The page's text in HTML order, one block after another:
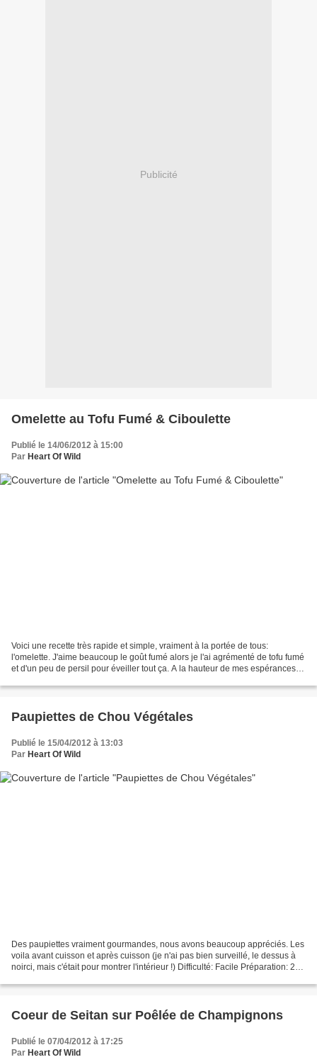
Publicité
Omelette au Tofu Fumé & Ciboulette
Publié le 14/06/2012 à 15:00
Par Heart Of Wild
Voici une recette très rapide et simple, vraiment à la portée de tous:
l'omelette. J'aime beaucoup le goût fumé alors je l'ai agrémenté de tofu fumé
et d'un peu de persil pour éveiller tout ça. A la hauteur de mes espérances,
Paupiettes de Chou Végétales
Publié le 15/04/2012 à 13:03
Par Heart Of Wild
Des paupiettes vraiment gourmandes, nous avons beaucoup appréciés. Les
voila avant cuisson et après cuisson (je n'ai pas bien surveillé, le dessus à
noirci, mais c'était pour montrer l'intérieur !) Difficulté: Facile Préparation: 20
Coeur de Seitan sur Poêlée de Champignons
Publié le 07/04/2012 à 17:25
Par Heart Of Wild